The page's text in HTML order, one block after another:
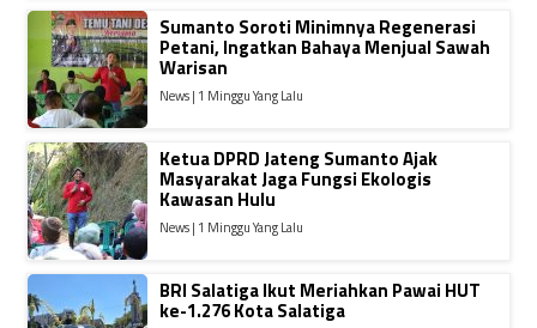
Sumanto Soroti Minimnya Regenerasi
Petani, Ingatkan Bahaya Menjual Sawah
Warisan
News | 1 Minggu Yang Lalu
Ketua DPRD Jateng Sumanto Ajak
Masyarakat Jaga Fungsi Ekologis
Kawasan Hulu
News | 1 Minggu Yang Lalu
BRI Salatiga Ikut Meriahkan Pawai HUT
ke-1.276 Kota Salatiga